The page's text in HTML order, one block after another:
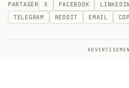
PARTAGER X FACEBOOK LINKEDIN
TELEGRAM
REDDIT EMAIL